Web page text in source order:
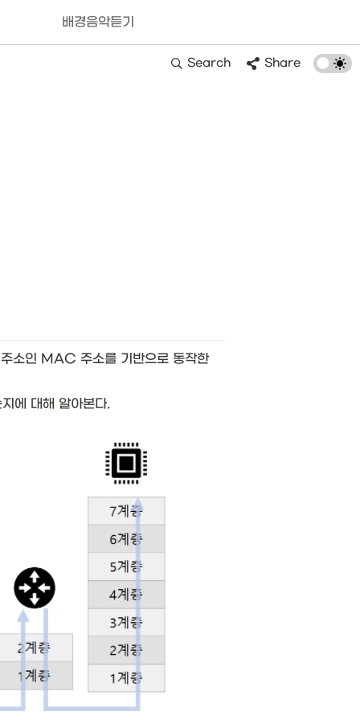
배경음악듣기
Search Share
소인 MAC 주소를 기반으로 동작한
에 대해 알아본다.